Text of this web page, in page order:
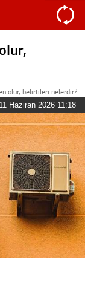
olur, belirtileri nelerdir?
11 Haziran 2026 11:18